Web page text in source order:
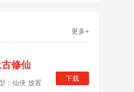
更多+
修仙
：仙侠 放置
下载